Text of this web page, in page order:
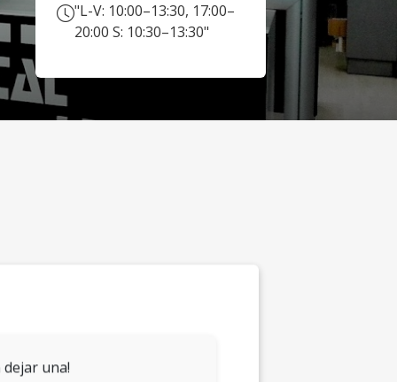
"L-V: 10:00–13:30, 17:00–
20:00 S: 10:30–13:30"
una!